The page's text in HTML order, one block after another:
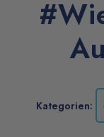
Kategorien: